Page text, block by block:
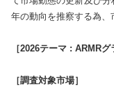
年の動向を推察する為、
［調査対象市場］